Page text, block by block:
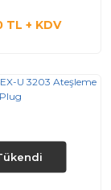
Oem
TL + KDV